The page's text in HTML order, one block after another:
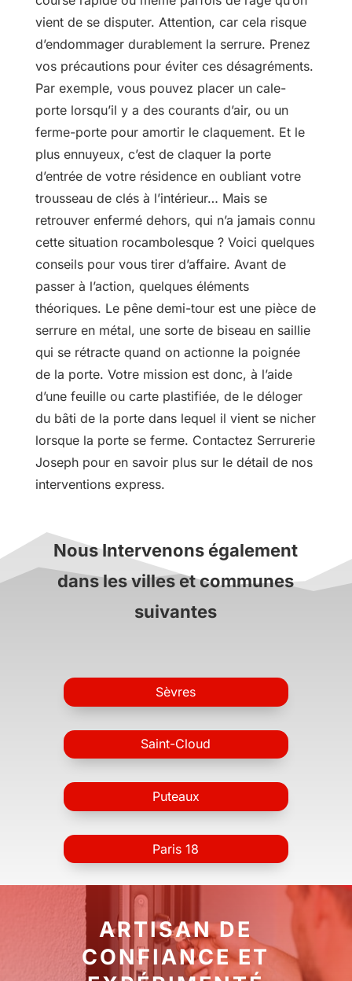
vient de se disputer. Attention, car cela risque
d’endommager durablement la serrure. Prenez
vos précautions pour éviter ces désagréments.
Par exemple, vous pouvez placer un cale-
porte lorsqu’il y a des courants d’air, ou un
ferme-porte pour amortir le claquement. Et le
plus ennuyeux, c’est de claquer la porte
d’entrée de votre résidence en oubliant votre
trousseau de clés à l’intérieur… Mais se
retrouver enfermé dehors, qui n’a jamais connu
cette situation rocambolesque ? Voici quelques
conseils pour vous tirer d’affaire. Avant de
passer à l’action, quelques éléments
théoriques. Le pêne demi-tour est une pièce de
serrure en métal, une sorte de biseau en saillie
qui se rétracte quand on actionne la poignée
de la porte. Votre mission est donc, à l’aide
d’une feuille ou carte plastifiée, de le déloger
du bâti de la porte dans lequel il vient se nicher
lorsque la porte se ferme. Contactez Serrurerie
Joseph pour en savoir plus sur le détail de nos
interventions express.
Nous Intervenons également
dans les villes et communes
suivantes
Sèvres
Saint-Cloud
Puteaux
Paris 18
ARTISAN DE
CONFIANCE ET